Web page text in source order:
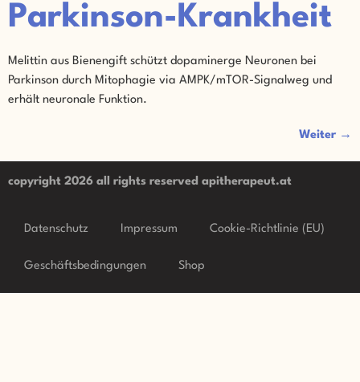
Parkinson-Krankheit
Melittin aus Bienengift schützt dopaminerge Neuronen bei
Parkinson durch Mitophagie via AMPK/mTOR-Signalweg und
erhält neuronale Funktion.
Weiter →
copyright 2026 all rights reserved apitherapeut.at
Datenschutz Impressum Cookie-Richtlinie (EU)
Geschäftsbedingungen Shop